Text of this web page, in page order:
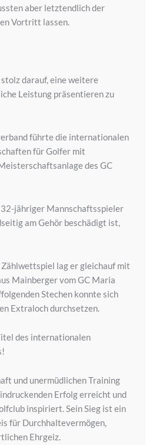
aber letztendlich der
Vortritt lassen.
darauf, eine weitere
Leistung präsentieren zu
führte die internationalen
für Golfer mit
des GC
jähriger Mannschaftsspieler
am Gehör beschädigt ist,
Zählwettspiel lag er gleichauf mit
Mainberger vom GC Maria
Stechen konnte sich
Extraloch durchsetzen.
des internationalen
und unermüdlichen Training
Erfolg erreicht und
inspiriert. Sein Sieg ist ein
für Durchhaltevermögen,
Ehrgeiz.